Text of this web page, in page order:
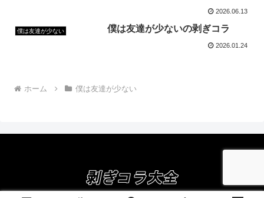
2026.06.13
僕は友達が少ない 僕は友達が少ないの剥ぎコラ
2026.01.24
ホーム 僕は友達が少ない